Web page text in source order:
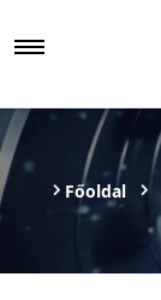
Főoldal